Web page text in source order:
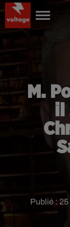
M.
il
Publié :